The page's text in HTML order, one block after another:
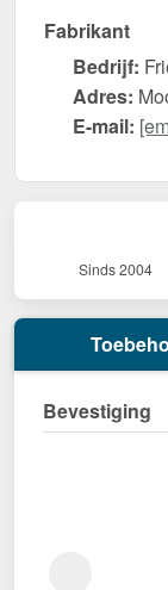
Fabrikant
Bedrijf:
Adres:
E-mail:
Sinds 2004
Bevestiging